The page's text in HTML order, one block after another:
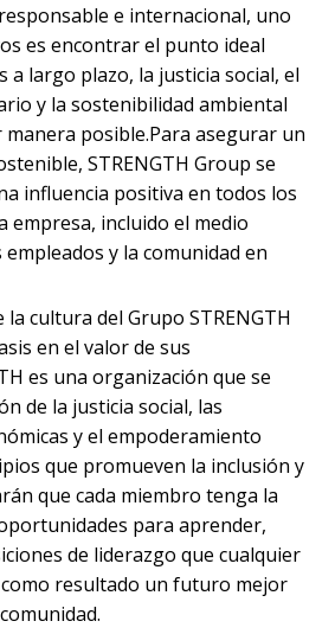
e internacional, uno
es encontrar el punto ideal
a largo plazo, la justicia social, el
y la sostenibilidad ambiental
manera posible.Para asegurar un
STRENGTH Group se
influencia positiva en todos los
empresa, incluido el medio
y la comunidad en
la cultura del Grupo STRENGTH
en el valor de sus
es una organización que se
de la justicia social, las
y el empoderamiento
que promueven la inclusión y
que cada miembro tenga la
para aprender,
de liderazgo que cualquier
resultado un futuro mejor